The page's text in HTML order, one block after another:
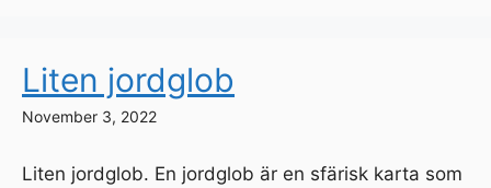
Liten jordglob
November 3, 2022
Liten jordglob. En jordglob är en sfärisk karta som